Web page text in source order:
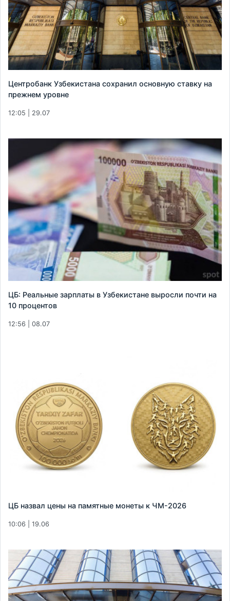
Центробанк Узбекистана сохранил основную ставку на
прежнем уровне
12:05 | 29.07
ЦБ: Реальные зарплаты в Узбекистане выросли почти на
10 процентов
12:56 | 08.07
ЦБ назвал цены на памятные монеты к ЧМ-2026
10:06 | 19.06